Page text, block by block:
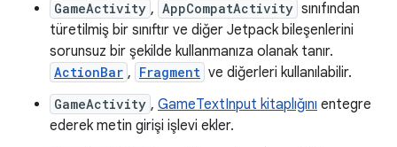
GameActivity , AppCompatActivity sınıfından
türetilmiş bir sınıftır ve diğer Jetpack bileşenlerini
sorunsuz bir şekilde kullanmanıza olanak tanır.
ActionBar , Fragment ve diğerleri kullanılabilir.
GameActivity , GameTextInput kitaplığını entegre
ederek metin girişi işlevi ekler.